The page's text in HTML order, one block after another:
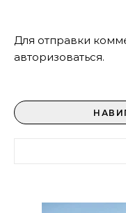
Для отправки
авторизоваться.